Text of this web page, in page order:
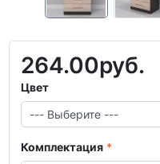
264.00руб.
Цвет
Комплектация